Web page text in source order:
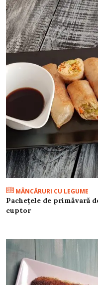
MÂNCĂRURI CU LEGUME
Pachețele de primăvară
cuptor